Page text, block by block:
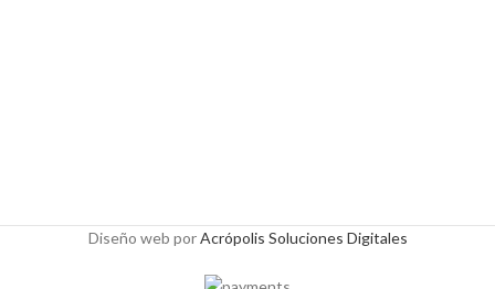
Diseño web porAcrópolis Soluciones Digitales